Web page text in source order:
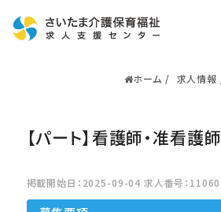
就職・転職支援
無料
ホーム 求人情報
【パート】看護師・准看護
掲載開始日：2025-09-04 求人番号：